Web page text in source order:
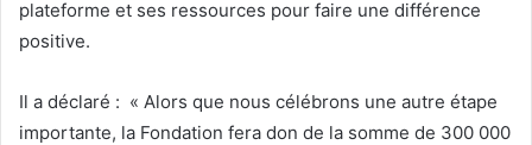
plateforme et ses ressources pour faire une différence
positive.
Il a déclaré : « Alors que nous célébrons une autre étape
importante, la Fondation fera don de la somme de 300 000